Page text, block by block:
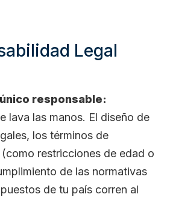
Legal
responsable:
lava las manos. El diseño de
los términos de
restricciones de edad o
de las normativas
de tu país corren al